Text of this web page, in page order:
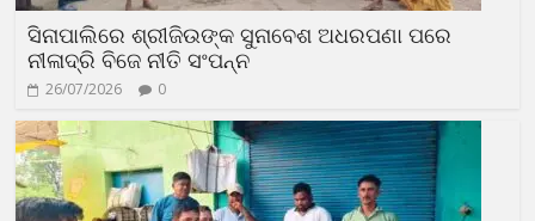
ସିନାପାଲିରେ ଶ୍ରୀଜିଉଙ୍କ ସୁନାବେଶ ଅଧରପଣା ପରେ
ନୀଳାଦ୍ରି ବିଜେ ନୀତି ସଂପନ୍ନ
26/07/2026 0